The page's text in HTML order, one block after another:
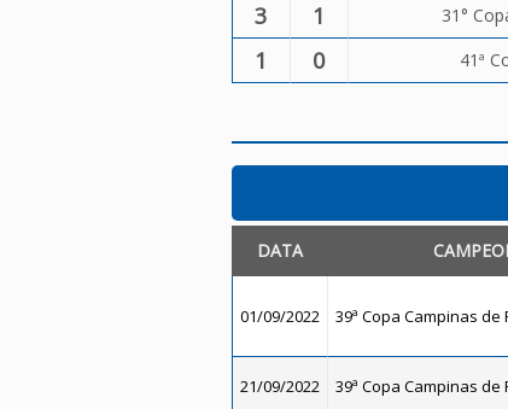
3 1 31°
1 0 41ª
DATA
01/09/2022 39ª Copa Campinas de
21/09/2022 39ª Copa Campinas de